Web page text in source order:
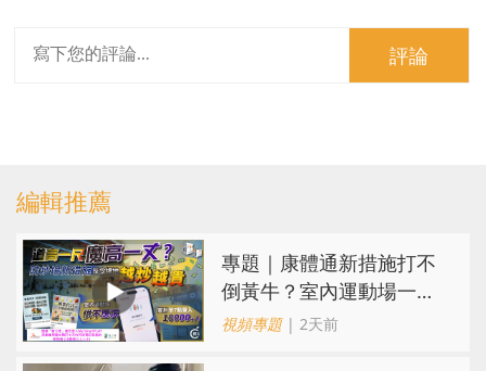
評論
編輯推薦
專題｜康體通新措施打不
倒黃牛？室內運動場一場
難求越炒越貴
視頻專題| 2天前